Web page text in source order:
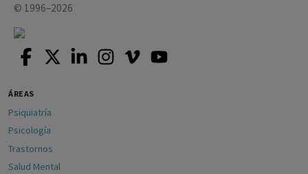
© 1996–2026
ÁREAS
Psiquiatría
Psicología
Trastornos
Salud Mental